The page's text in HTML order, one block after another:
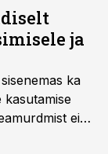
ja
ka
ei